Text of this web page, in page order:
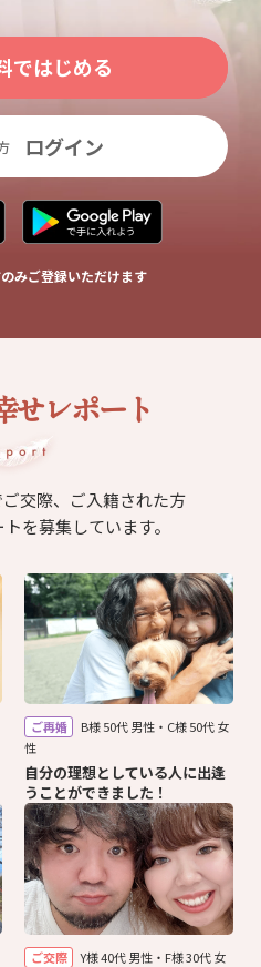
ではじめる
ログイン
みご登録いただけます
せレポート
交際、ご入籍された方
を募集しています。
ご再婚
B様 50代 男性・C様 50代 女
性
自分の理想としている人に出逢
うことができました！
ご交際
Y様 40代 男性・F様 30代 女